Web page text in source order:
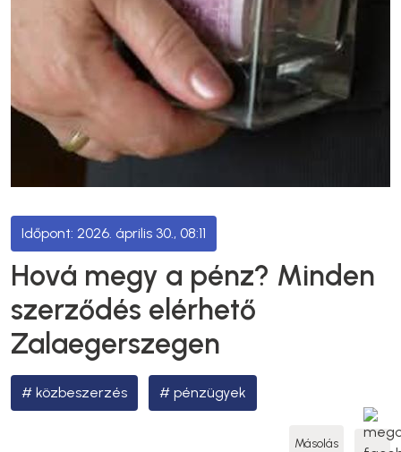
2026. április 30., 08:11
Hová megy a pénz? Minden
szerződés elérhető
Zalaegerszegen
közbeszerzés pénzügyek
Másolás